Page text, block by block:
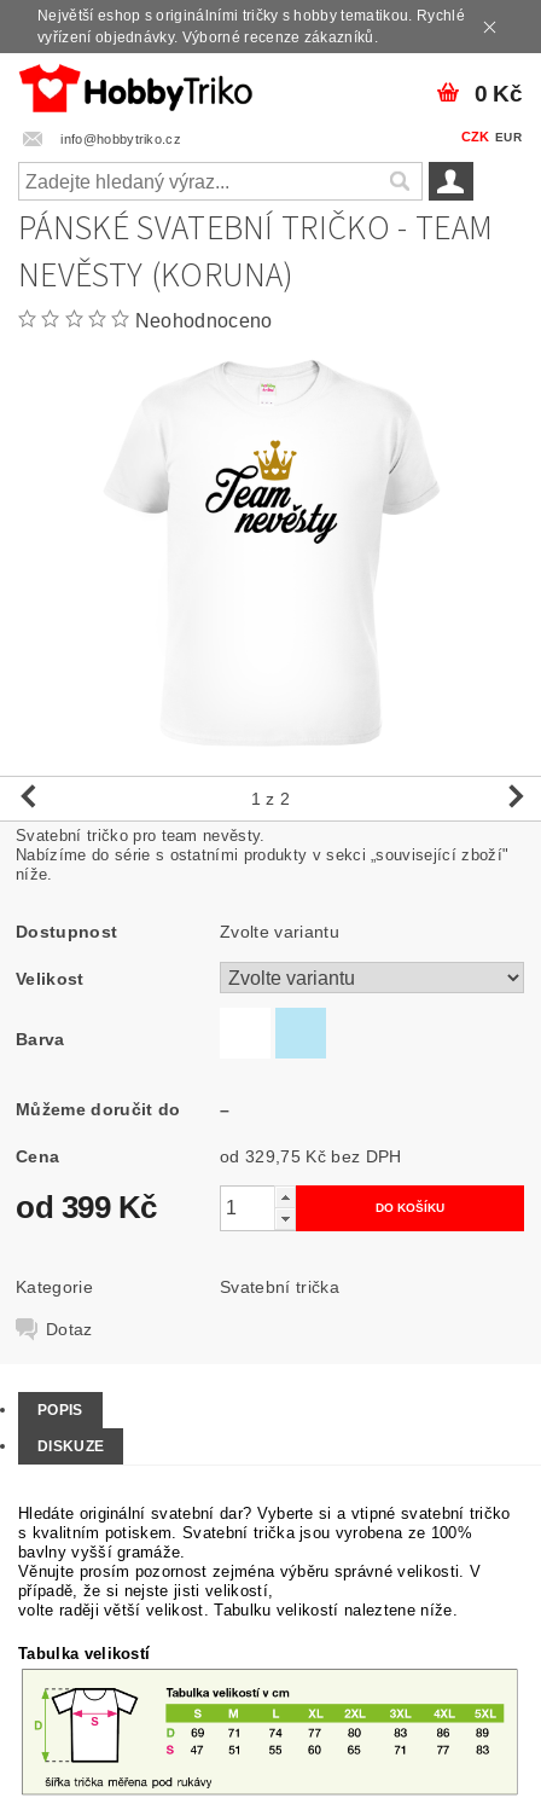
Největší eshop s originálními tričky s hobby tematikou. Rychlé
vyřízení objednávky. Výborné recenze zákazníků.
info@hobbytriko.cz CZK EUR
0 Kč
PÁNSKÉ SVATEBNÍ TRIČKO - TEAM
NEVĚSTY (KORUNA)
Neohodnoceno
1 z 2
Svatební tričko pro team nevěsty.
Nabízíme do série s ostatními produkty v sekci „související zboží"
níže.
Dostupnost Zvolte variantu
Velikost
Barva
Můžeme doručit do –
Cena od 329,75 Kč bez DPH
od 399 Kč
Kategorie Svatební trička
Dotaz
POPIS
DISKUZE
Hledáte originální svatební dar? Vyberte si a vtipné svatební tričko
s kvalitním potiskem. Svatební trička jsou vyrobena ze 100%
bavlny vyšší gramáže.
Věnujte prosím pozornost zejména výběru správné velikosti. V
případě, že si nejste jisti velikostí,
volte raději větší velikost. Tabulku velikostí naleztene níže.
Tabulka velikostí